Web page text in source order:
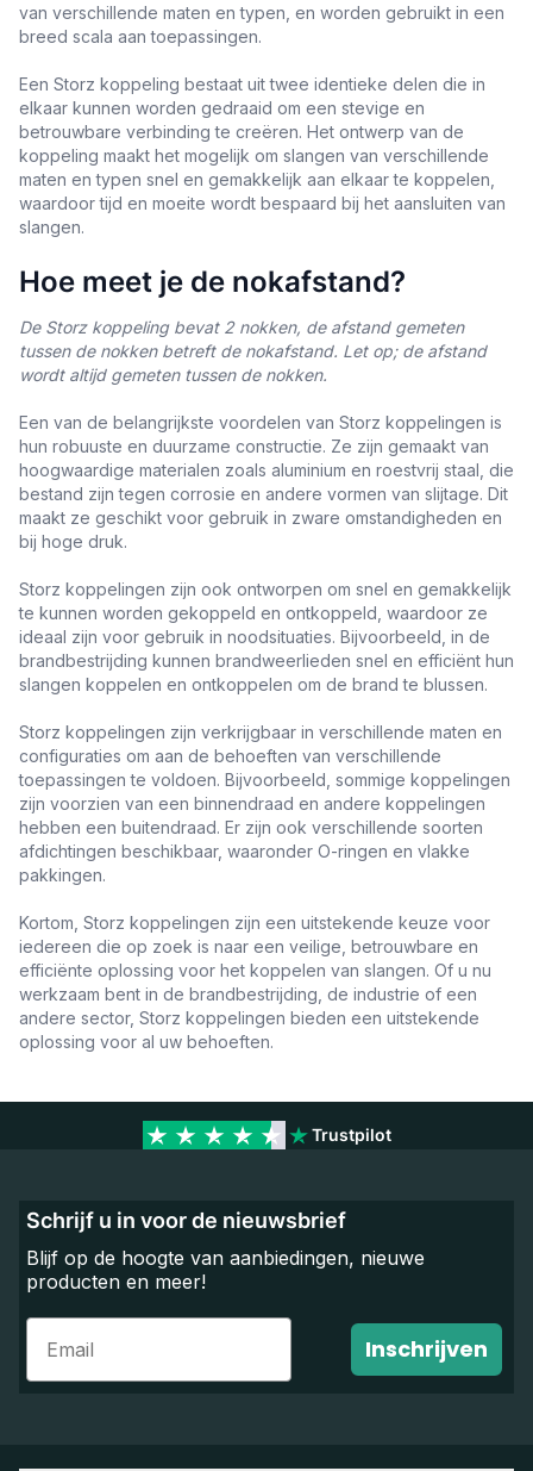
van verschillende maten en typen, en worden gebruikt in een
breed scala aan toepassingen.
Een Storz koppeling bestaat uit twee identieke delen die in
elkaar kunnen worden gedraaid om een stevige en
betrouwbare verbinding te creëren. Het ontwerp van de
koppeling maakt het mogelijk om slangen van verschillende
maten en typen snel en gemakkelijk aan elkaar te koppelen,
waardoor tijd en moeite wordt bespaard bij het aansluiten van
slangen.
Hoe meet je de nokafstand?
De Storz koppeling bevat 2 nokken, de afstand gemeten
tussen de nokken betreft de nokafstand. Let op; de afstand
wordt altijd gemeten tussen de nokken.
Een van de belangrijkste voordelen van Storz koppelingen is
hun robuuste en duurzame constructie. Ze zijn gemaakt van
hoogwaardige materialen zoals aluminium en roestvrij staal, die
bestand zijn tegen corrosie en andere vormen van slijtage. Dit
maakt ze geschikt voor gebruik in zware omstandigheden en
bij hoge druk.
Storz koppelingen zijn ook ontworpen om snel en gemakkelijk
te kunnen worden gekoppeld en ontkoppeld, waardoor ze
ideaal zijn voor gebruik in noodsituaties. Bijvoorbeeld, in de
brandbestrijding kunnen brandweerlieden snel en efficiënt hun
slangen koppelen en ontkoppelen om de brand te blussen.
Storz koppelingen zijn verkrijgbaar in verschillende maten en
configuraties om aan de behoeften van verschillende
toepassingen te voldoen. Bijvoorbeeld, sommige koppelingen
zijn voorzien van een binnendraad en andere koppelingen
hebben een buitendraad. Er zijn ook verschillende soorten
afdichtingen beschikbaar, waaronder O-ringen en vlakke
pakkingen.
Kortom, Storz koppelingen zijn een uitstekende keuze voor
iedereen die op zoek is naar een veilige, betrouwbare en
efficiënte oplossing voor het koppelen van slangen. Of u nu
werkzaam bent in de brandbestrijding, de industrie of een
andere sector, Storz koppelingen bieden een uitstekende
oplossing voor al uw behoeften.
Trustpilot
Schrijf u in voor de nieuwsbrief
Blijf op de hoogte van aanbiedingen, nieuwe
producten en meer!
Email
Inschrijven